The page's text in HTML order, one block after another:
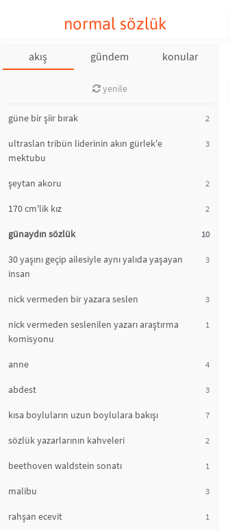
normal sözlük
akış gündem konular
yenile
güne bir şiir bırak 2
ultraslan tribün liderinin akın gürlek'e
mektubu
3
şeytan akoru 2
170 cm'lik kız 2
günaydın sözlük 10
30 yaşını geçip ailesiyle aynı yalıda yaşayan
insan
3
nick vermeden bir yazara seslen 3
nick vermeden seslenilen yazarı araştırma
komisyonu
1
anne 4
abdest 3
kısa boyluların uzun boylulara bakışı 7
sözlük yazarlarının kahveleri 2
beethoven waldstein sonatı 1
malibu 3
rahşan ecevit 1